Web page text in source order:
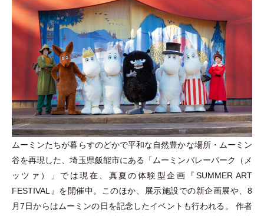
ムーミンたちが暮らすのどかで平和な自然豊かな場所・ ムーミン
谷を再現した、埼玉県飯能市にある 「 ムーミンバレーパーク （ メ
ッツァ ） 」 では現在、真夏の体験型企画『SUMMER ART
FESTIVAL』を開催中。このほか、展示施設での新企画展や、8
月7日からはムーミンの日を記念したイベントも行われる。 作者